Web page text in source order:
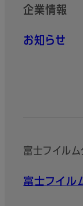
企業情報
お知らせ
公式SNSア
富士フイル
富士フイル